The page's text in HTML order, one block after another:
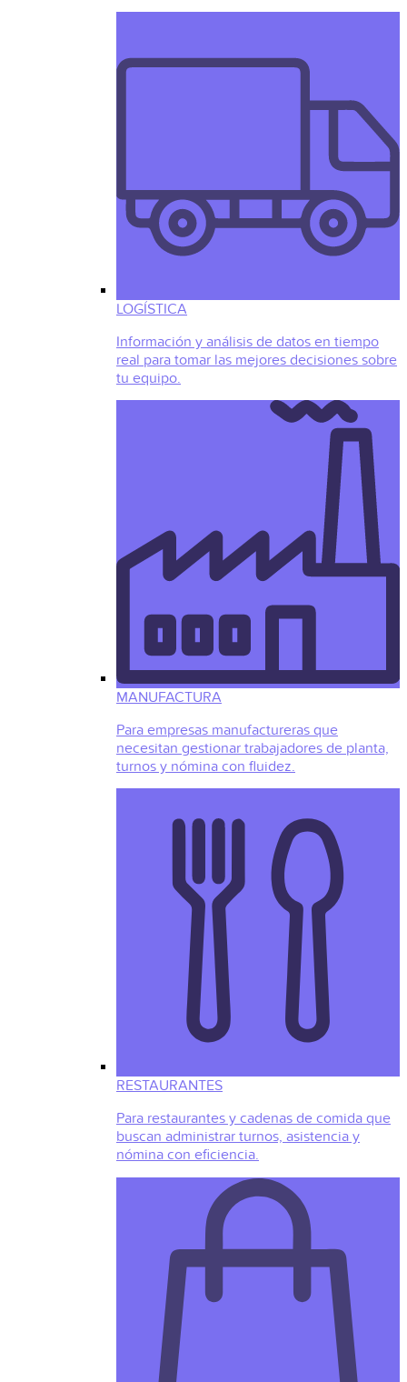
LOGÍSTICA
Información y análisis de datos en tiempo
real para tomar las mejores decisiones sobre
tu equipo.
MANUFACTURA
Para empresas manufactureras que
necesitan gestionar trabajadores de planta,
turnos y nómina con fluidez.
RESTAURANTES
Para restaurantes y cadenas de comida que
buscan administrar turnos, asistencia y
nómina con eficiencia.